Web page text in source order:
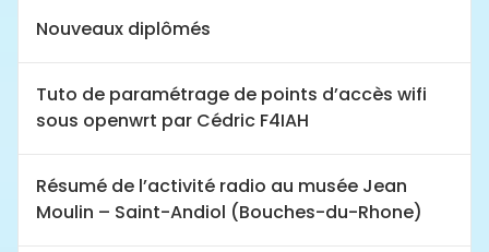
Nouveaux diplômés
Tuto de paramétrage de points d’accès wifi
sous openwrt par Cédric F4IAH
Résumé de l’activité radio au musée Jean
Moulin – Saint-Andiol (Bouches-du-Rhone)